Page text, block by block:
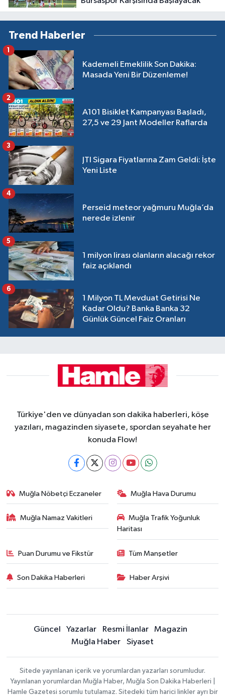
Trend Haberler
Kademeli Emeklilik Son Dakika:
Masada Yeni Bir Düzenleme!
1
A101 Bisiklet Kampanyası Başladı,
27,5 ve 29 Jant Modeller Raflarda
2
JTI Sigara Fiyatlarına Zam Geldi: İşte
Yeni Liste
3
Perseid meteor yağmuru Muğla’da
nerede izlenir
4
1 milyon lirası olanların alacağı rekor
faiz açıklandı
5
1 Milyon TL Mevduat Getirisi Ne
Kadar Oldu? Banka Banka 32
Günlük Güncel Faiz Oranları
6
Türkiye'den ve dünyadan son dakika haberleri, köşe
yazıları, magazinden siyasete, spordan seyahate her
konuda Flow!
Muğla Nöbetçi Eczaneler Muğla Hava Durumu
Muğla Namaz Vakitleri
Muğla Trafik Yoğunluk
Haritası
Puan Durumu ve Fikstür Tüm Manşetler
Son Dakika Haberleri Haber Arşivi
Güncel Yazarlar Resmi İlanlar
Magazin
Muğla Haber
Siyaset
Sitede yayınlanan içerik ve yorumlardan yazarları sorumludur.
Yayınlanan yorumlardan Muğla Haber, Muğla Son Dakika Haberleri |
Hamle Gazetesi sorumlu tutulamaz. Sitedeki tüm harici linkler ayrı bir